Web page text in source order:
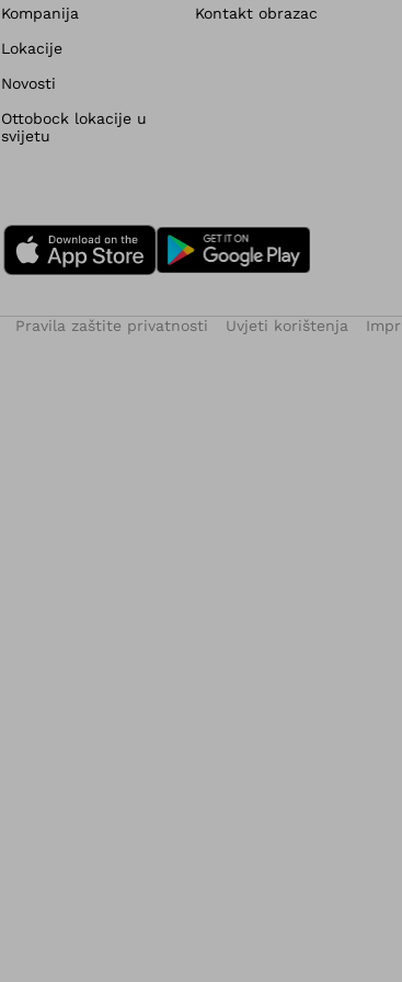
Kompanija
Lokacije
Novosti
Ottobock lokacije u
svijetu
Kontakt obrazac
Pravila zaštite privatnosti Uvjeti korištenja